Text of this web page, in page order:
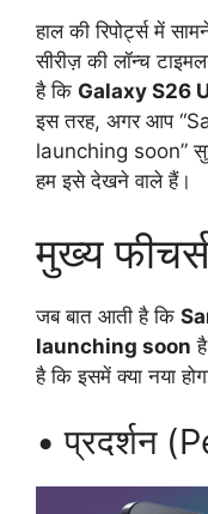
हाल की रिपोर्ट्स में
सीरीज़ की लॉन्च
है कि Galaxy S26
इस तरह, अगर आप
launching soon”
हम इसे देखने वाले हैं।
मुख्य
जब बात आती है कि
launching soon
है कि इसमें क्या नया
• प्रदर्शन